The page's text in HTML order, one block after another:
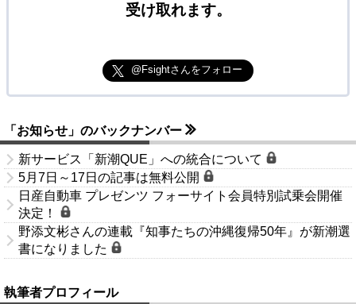
受け取れます。
@Fsightさんをフォロー
「お知らせ」のバックナンバー
新サービス「新潮QUE」への統合について
5月7日～17日の記事は無料公開
日産自動車 プレゼンツ フォーサイト会員特別試乗会開催
決定！
野添文彬さんの連載『知事たちの沖縄復帰50年』が新潮選
書になりました
執筆者プロフィール